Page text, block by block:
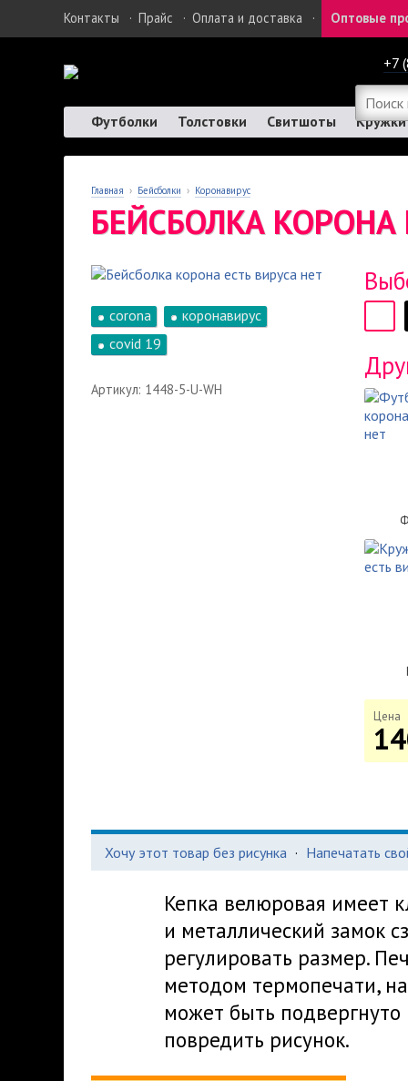
Контакты · Прайс · Оплата и доставка · Оптовые
+7
Футболки Толстовки Свитшоты Кружки
Главная › Бейсболки › Коронавирус
БЕЙСБОЛКА КОРОНА
corona
коронавирус
covid 19
Артикул: 1448-5-U-WH
Цена
Хочу этот товар без рисунка · Напечатать
Кепка велюровая имеет
и металлический замок
регулировать размер.
методом термопечати,
может быть
повредить рисунок.